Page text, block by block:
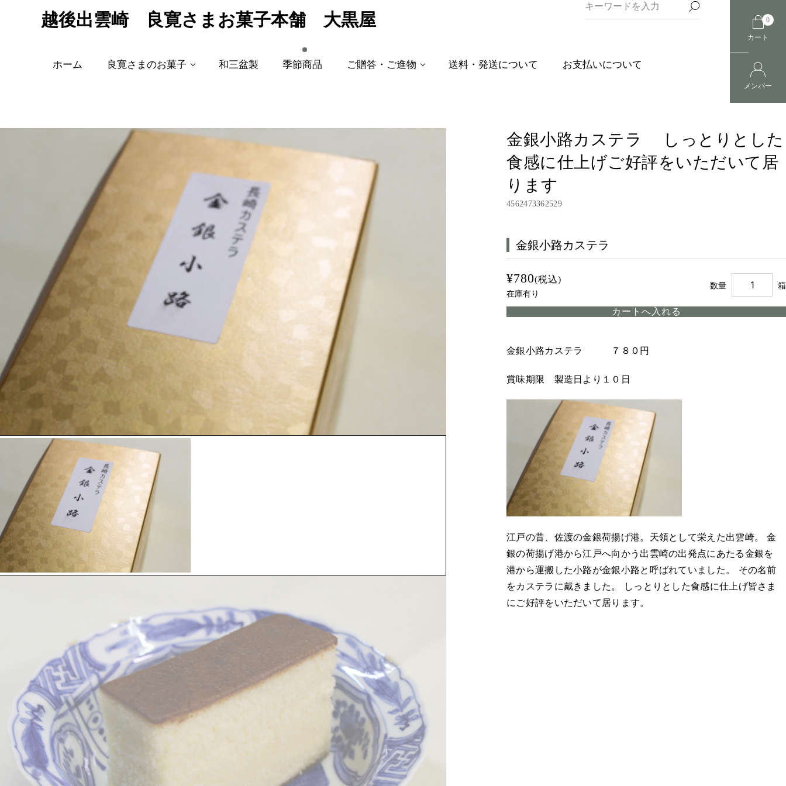
越後出雲崎 良寛さまお菓子本舗 大黒屋
カート
0
メンバー
ホーム 良寛さまのお菓子 和三盆製 季節商品 ご贈答・ご進物 送料・発送について お支払いについて
金銀小路カステラ しっとりとした
食感に仕上げご好評をいただいて居
ります
4562473362529
金銀小路カステラ
¥780(税込)
在庫有り
数量 箱
金銀小路カステラ ７８０円
賞味期限 製造日より１０日
江戸の昔、佐渡の金銀荷揚げ港。天領として栄えた出雲崎。 金
銀の荷揚げ港から江戸へ向かう出雲崎の出発点にあたる金銀を
港から運搬した小路が金銀小路と呼ばれていました。 その名前
をカステラに戴きました。 しっとりとした食感に仕上げ皆さま
にご好評をいただいて居ります。